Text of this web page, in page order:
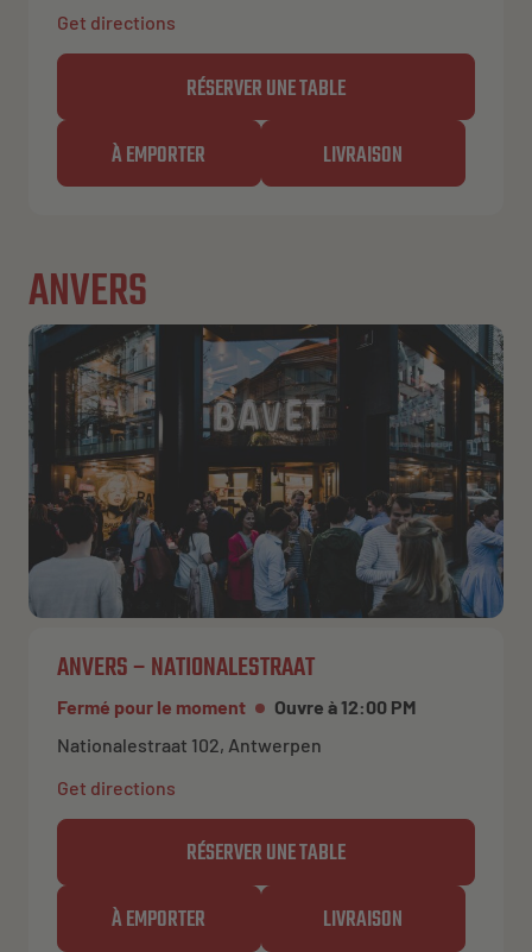
Get directions
RÉSERVER UNE TABLE
À EMPORTER
LIVRAISON
ANVERS
ANVERS – NATIONALESTRAAT
Fermé pour le moment
Ouvre à 12:00 PM
Nationalestraat 102, Antwerpen
Get directions
RÉSERVER UNE TABLE
À EMPORTER
LIVRAISON